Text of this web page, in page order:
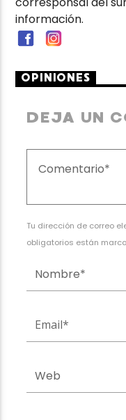
información.
OPINIONES
DEJA UN
Tu dirección de correo
obligatorios están